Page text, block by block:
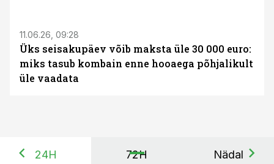
11.06.26, 09:28
Üks seisakupäev võib maksta üle 30 000 euro:
miks tasub kombain enne hooaega põhjalikult
üle vaadata
24H 72H Nädal